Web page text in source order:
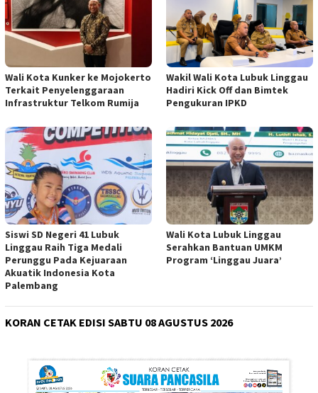
Wali Kota Kunker ke Mojokerto
Terkait Penyelenggaraan
Infrastruktur Telkom Rumija
Wakil Wali Kota Lubuk Linggau
Hadiri Kick Off dan Bimtek
Pengukuran IPKD
Siswi SD Negeri 41 Lubuk
Linggau Raih Tiga Medali
Perunggu Pada Kejuaraan
Akuatik Indonesia Kota
Palembang
Wali Kota Lubuk Linggau
Serahkan Bantuan UMKM
Program ‘Linggau Juara’
KORAN CETAK EDISI SABTU 08 AGUSTUS 2026